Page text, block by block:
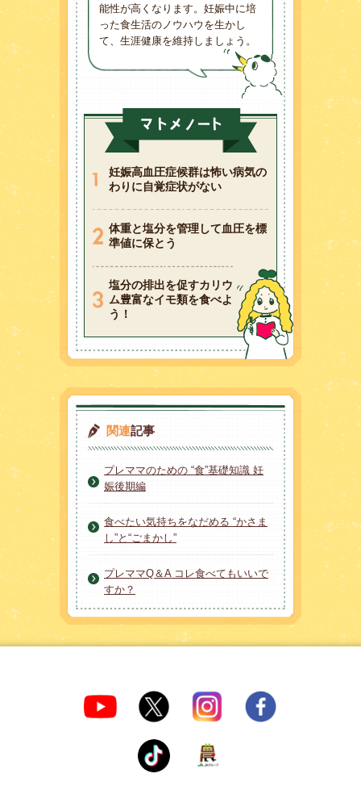
能性が高くなります。妊娠中に培
った食生活のノウハウを生かし
て、生涯健康を維持しましょう。
妊娠高血圧症候群は怖い病気の
わりに自覚症状がない
体重と塩分を管理して血圧を標
準値に保とう
塩分の排出を促すカリウ
ム豊富なイモ類を食べよ
う！
関連記事
プレママのための “食”基礎知識 妊
娠後期編
食べたい気持ちをなだめる “かさま
し”と“ごまかし”
プレママQ＆A コレ食べてもいいで
すか？